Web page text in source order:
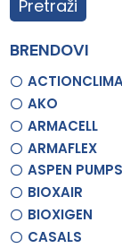
Pretraži
BRENDOVI
AKO
ARMACELL
ARMAFLEX
ASPEN PUMPS
BIOXAIR
BIOXIGEN
CASALS